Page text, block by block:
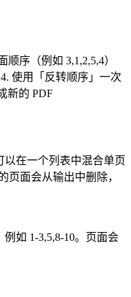
序（例如 3,1,2,5,4）
使用「反转顺序」一次
新的 PDF
以在一个列表中混合单页
页面会从输出中删除，
如 1-3,5,8-10。页面会